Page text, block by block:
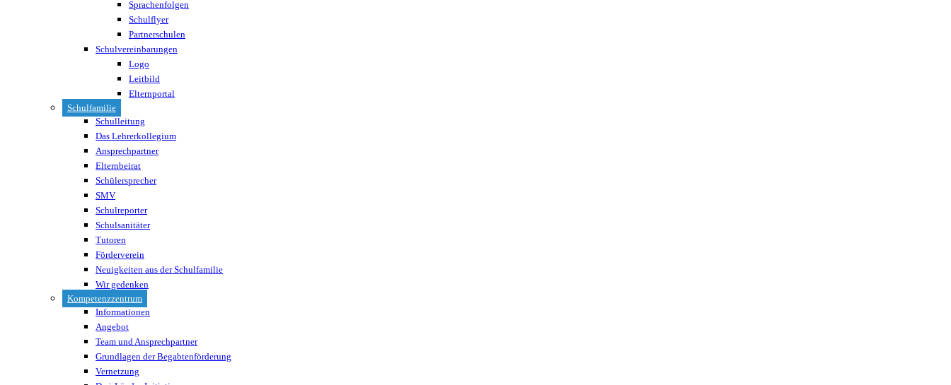
Sprachenfolgen
Schulflyer
Partnerschulen
Schulvereinbarungen
Logo
Leitbild
Elternportal
Schulfamilie
Schulleitung
Das Lehrerkollegium
Ansprechpartner
Elternbeirat
Schülersprecher
SMV
Schulreporter
Schulsanitäter
Tutoren
Förderverein
Neuigkeiten aus der Schulfamilie
Wir gedenken
Kompetenzzentrum
Informationen
Angebot
Team und Ansprechpartner
Grundlagen der Begabtenförderung
Vernetzung